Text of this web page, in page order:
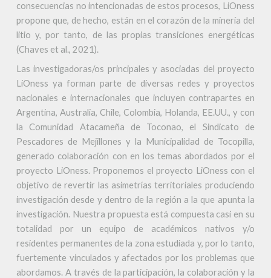
consecuencias no intencionadas de estos procesos, LiOness
propone que, de hecho, están en el corazón de la minería del
litio y, por tanto, de las propias transiciones energéticas
(Chaves et al., 2021).
Las investigadoras/os principales y asociadas del proyecto
LiOness ya forman parte de diversas redes y proyectos
nacionales e internacionales que incluyen contrapartes en
Argentina, Australia, Chile, Colombia, Holanda, EE.UU., y con
la Comunidad Atacameña de Toconao, el Sindicato de
Pescadores de Mejillones y la Municipalidad de Tocopilla,
generado colaboración con en los temas abordados por el
proyecto LiOness. Proponemos el proyecto LiOness con el
objetivo de revertir las asimetrías territoriales produciendo
investigación desde y dentro de la región a la que apunta la
investigación. Nuestra propuesta está compuesta casi en su
totalidad por un equipo de académicos nativos y/o
residentes permanentes de la zona estudiada y, por lo tanto,
fuertemente vinculados y afectados por los problemas que
abordamos. A través de la participación, la colaboración y la